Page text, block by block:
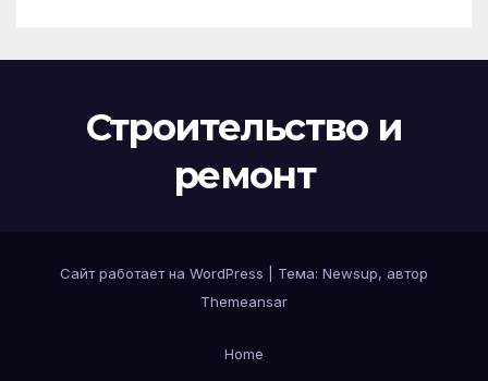
Строительство и
ремонт
Сайт работает на WordPress Тема: Newsup, автор
Themeansar
Home